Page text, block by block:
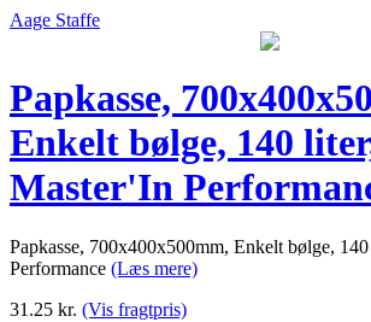
Aage Staffe
Papkasse,
Enkelt bølge, 140
Master'In
Papkasse, 700x400x500mm, Enkelt bølge,
Performance (Læs mere)
31.25 kr. (Vis fragtpris)